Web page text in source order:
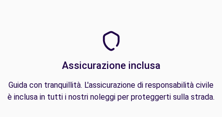
Assicurazione inclusa
Guida con tranquillità. L'assicurazione di responsabilità civile
è inclusa in tutti i nostri noleggi per proteggerti sulla strada.